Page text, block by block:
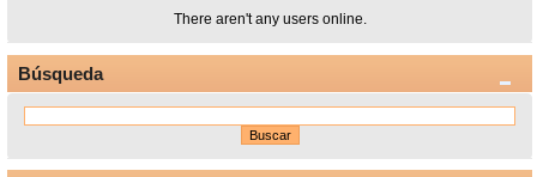
There aren't any users online.
Búsqueda